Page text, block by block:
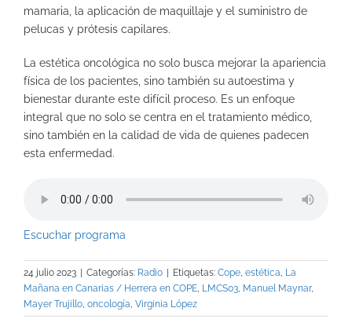
mamaria, la aplicación de maquillaje y el suministro de
pelucas y prótesis capilares.
La estética oncológica no solo busca mejorar la apariencia
física de los pacientes, sino también su autoestima y
bienestar durante este difícil proceso. Es un enfoque
integral que no solo se centra en el tratamiento médico,
sino también en la calidad de vida de quienes padecen
esta enfermedad.
Escuchar programa
24 julio 2023 Categorías: Radio Etiquetas: Cope, estética, La
Mañana en Canarias / Herrera en COPE, LMCS03, Manuel Maynar,
Mayer Trujillo, oncología, Virginia López